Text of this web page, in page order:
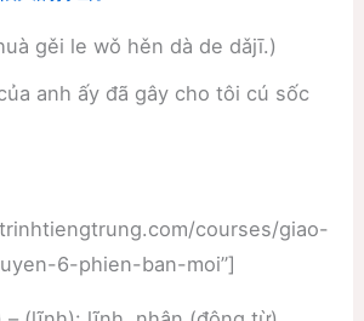
gěi le wǒ hěn dà de dǎjī.)
anh ấy đã gây cho tôi cú sốc
courses/giao-
6-phien-ban-moi”]